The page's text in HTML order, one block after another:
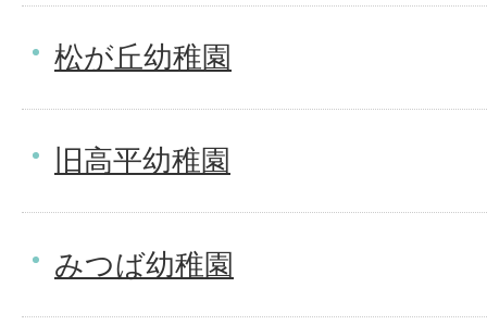
松が丘幼稚園
旧高平幼稚園
みつば幼稚園